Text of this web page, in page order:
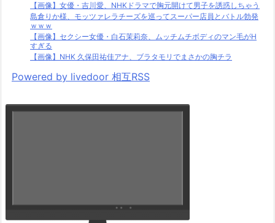
【画像】女優・吉川愛、NHKドラマで胸元開けて男子を誘惑しちゃう
島倉りか様、モッツァレラチーズを巡ってスーパー店員とバトル勃発
ｗｗｗ
【画像】セクシー女優・白石茉莉奈、ムッチムチボディのマン毛がH
すぎる
【画像】NHK 久保田祐佳アナ、ブラタモリでまさかの胸チラ
Powered by livedoor 相互RSS